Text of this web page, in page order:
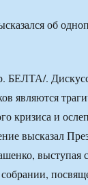
БЕЛТА/.
являются
кризиса и
высказал
выступая
собрании,